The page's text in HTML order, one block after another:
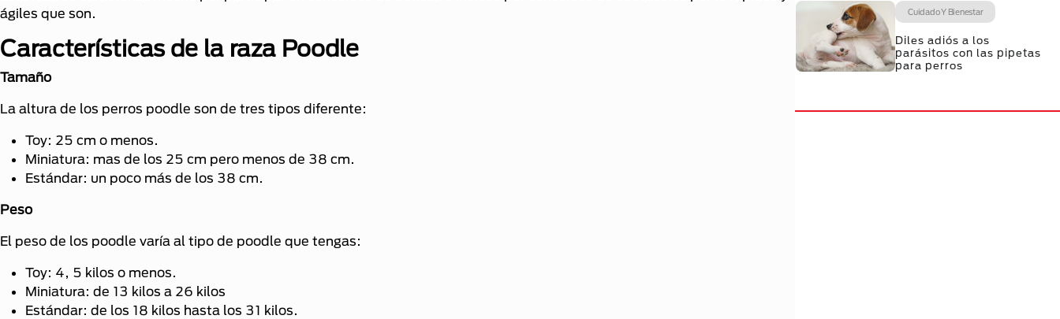
ágiles que son.
Características de la raza Poodle
Tamaño
La altura de los perros poodle son de tres tipos diferente:
Toy: 25 cm o menos.
Miniatura: mas de los 25 cm pero menos de 38 cm.
Estándar: un poco más de los 38 cm.
Peso
El peso de los poodle varía al tipo de poodle que tengas:
Toy: 4, 5 kilos o menos.
Miniatura: de 13 kilos a 26 kilos
Estándar: de los 18 kilos hasta los 31 kilos.
Cuidado Y Bienestar
Diles adiós a los
parásitos con las pipetas
para perros